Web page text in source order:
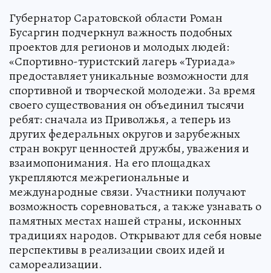
Губернатор Саратовской области Роман
Бусаргин подчеркнул важность подобных
проектов для регионов и молодых людей:
«Спортивно-туристский лагерь «Туриада»
предоставляет уникальные возможности для
спортивной и творческой молодежи. За время
своего существования он объединил тысячи
ребят: сначала из Приволжья, а теперь из
других федеральных округов и зарубежных
стран вокруг ценностей дружбы, уважения и
взаимопонимания. На его площадках
укрепляются межрегиональные и
международные связи. Участники получают
возможность соревноваться, а также узнавать о
памятных местах нашей страны, исконных
традициях народов. Открывают для себя новые
перспективы в реализации своих идей и
самореализации.